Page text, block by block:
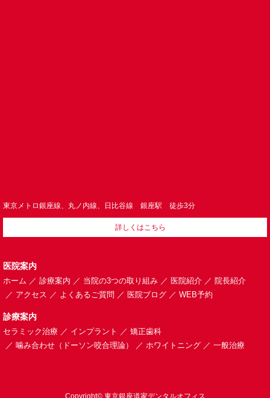
東京メトロ銀座線、丸ノ内線、日比谷線 銀座駅 徒歩3分
詳しくはこちら
医院案内
ホーム 診療案内 当院の3つの取り組み 医院紹介
院長紹介
アクセス
よくあるご質問 医院ブログ WEB予約
診療案内
セラミック治療 インプラント
矯正歯科
噛み合わせ（ドーソン咬合理論）
ホワイトニング 一般治療
Copyright© 東京銀座道家デンタルオフィス